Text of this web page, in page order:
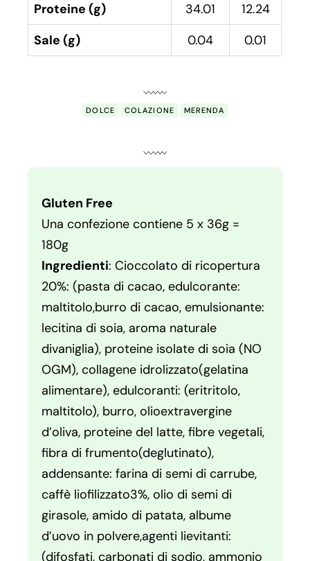
Proteine (g)
34.01
12.24
Sale (g)
0.04 0.01
DOLCE COLAZIONE MERENDA
Gluten Free
Una confezione contiene 5 x 36g =
180g
Ingredienti: Cioccolato di ricopertura
20%: (pasta di cacao, edulcorante:
maltitolo,burro di cacao, emulsionante:
lecitina di soia, aroma naturale
divaniglia), proteine isolate di soia (NO
OGM), collagene idrolizzato(gelatina
alimentare), edulcoranti: (eritritolo,
maltitolo), burro, olioextravergine
d’oliva, proteine del latte, fibre vegetali,
fibra di frumento(deglutinato),
addensante: farina di semi di carrube,
caffè liofilizzato3%, olio di semi di
girasole, amido di patata, albume
d’uovo in polvere,agenti lievitanti:
(difosfati, carbonati di sodio, ammonio